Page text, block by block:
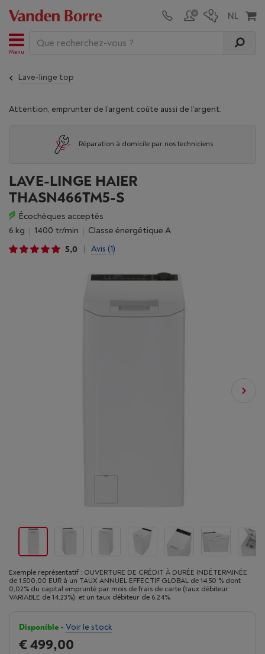
Menu
Lave-linge top
Attention, emprunter de l’argent coûte aussi de l’argent.
Réparation à domicile par nos techniciens
LAVE-LINGE HAIER
THASN466TM5-S
Écochèques acceptés
6 kg
1400 tr/min
Classe énergétique A
5,0
Avis (1)
Exemple représentatif : OUVERTURE DE CRÉDIT À DURÉE INDÉTERMINÉE
de 1.500,00 EUR à un TAUX ANNUEL EFFECTIF GLOBAL de 14,50 % dont
0,02% du capital emprunté par mois de frais de carte (taux débiteur
VARIABLE de 14,23%), et un taux débiteur de 6,24%.
Disponible - Voir le stock
€ 499,00